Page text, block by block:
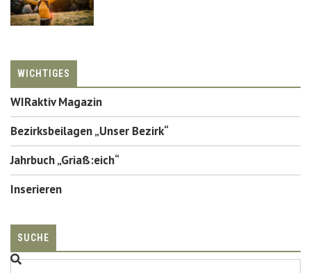
WICHTIGES
WIRaktiv Magazin
Bezirksbeilagen „Unser Bezirk“
Jahrbuch „Griaß:eich“
Inserieren
SUCHE